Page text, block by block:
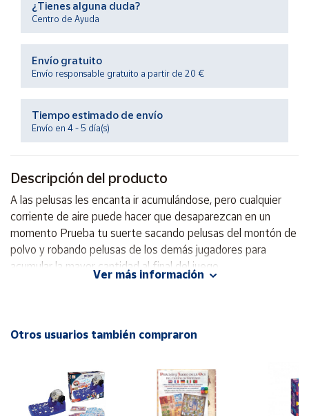
Productos
Solidarios
Ayuda
Centro
de ayuda
Contacto
Vendedores
Mapa de
vendedores
Hazte
vendedor
Cuenta
¿Tienes alguna duda?
Centro de Ayuda
Envío gratuito
Envío responsable gratuito a partir de 20 €
Tiempo estimado de envío
Envío en 4 - 5 día(s)
Descripción del producto
A las pelusas les encanta ir acumulándose, pero cualquier
corriente de aire puede hacer que desaparezcan en un
momento Prueba tu suerte sacando pelusas del montón de
polvo y robando pelusas de los demás jugadores para
acumular la mayor cantidad al final del juego.
Advertencias:
piezas pequeñas. Peligro de asfixia
Ver más información
Otros usuarios también compraron